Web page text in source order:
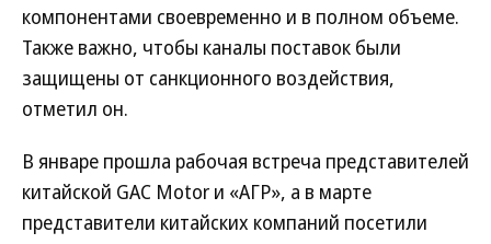
компонентами своевременно и в полном объеме.
Также важно, чтобы каналы поставок были
защищены от санкционного воздействия,
отметил он.
В январе прошла рабочая встреча представителей
китайской GAC Motor и «АГР», а в марте
представители китайских компаний посетили